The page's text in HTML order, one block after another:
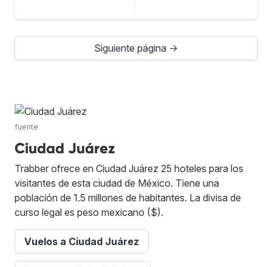
Siguiente página →
fuente
Ciudad Juárez
Trabber ofrece en Ciudad Juárez 25 hoteles para los
visitantes de esta ciudad de México. Tiene una
población de 1.5 millones de habitantes. La divisa de
curso legal es peso mexicano ($).
Vuelos a Ciudad Juárez